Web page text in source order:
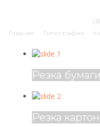
Главная Типография
Резка
Резка